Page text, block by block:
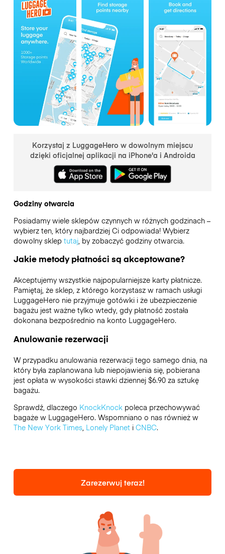
Korzystaj z LuggageHero w dowolnym miejscu
dzięki oficjalnej aplikacji na iPhone'a i Androida
Godziny otwarcia
Posiadamy wiele sklepów czynnych w różnych godzinach –
wybierz ten, który najbardziej Ci odpowiada! Wybierz
dowolny sklep tutaj, by zobaczyć godziny otwarcia.
Jakie metody płatności są akceptowane?
Akceptujemy wszystkie najpopularniejsze karty płatnicze.
Pamiętaj, że sklep, z którego korzystasz w ramach usługi
LuggageHero nie przyjmuje gotówki i że ubezpieczenie
bagażu jest ważne tylko wtedy, gdy płatność została
dokonana bezpośrednio na konto LuggageHero.
Anulowanie rezerwacji
W przypadku anulowania rezerwacji tego samego dnia, na
który była zaplanowana lub niepojawienia się, pobierana
jest opłata w wysokości stawki dziennej $6.90 za sztukę
bagażu.
Sprawdź, dlaczego KnockKnockpoleca przechowywać
bagaże w LuggageHero. Wspomniano o nas również w
The New York Times, Lonely Planeti CNBC.
Zarezerwuj teraz!